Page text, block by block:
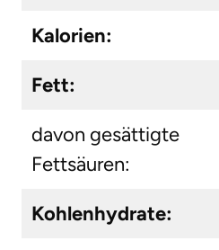
Kalorien:
Fett:
davon gesättigte
Fettsäuren:
Kohlenhydrate: